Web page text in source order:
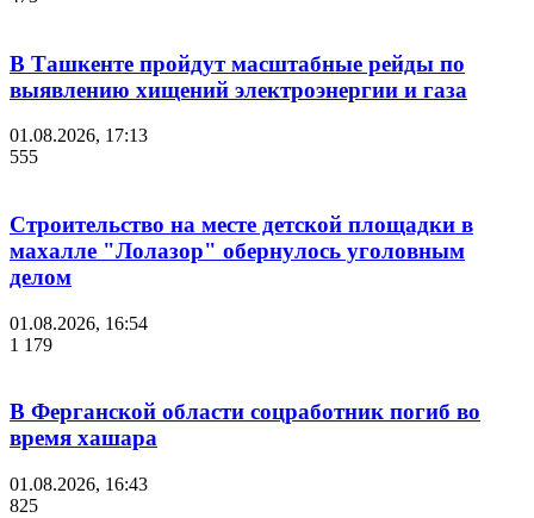
В Ташкенте пройдут масштабные рейды по
выявлению хищений электроэнергии и газа
01.08.2026, 17:13
555
Строительство на месте детской площадки в
махалле "Лолазор" обернулось уголовным
делом
01.08.2026, 16:54
1 179
В Ферганской области соцработник погиб во
время хашара
01.08.2026, 16:43
825